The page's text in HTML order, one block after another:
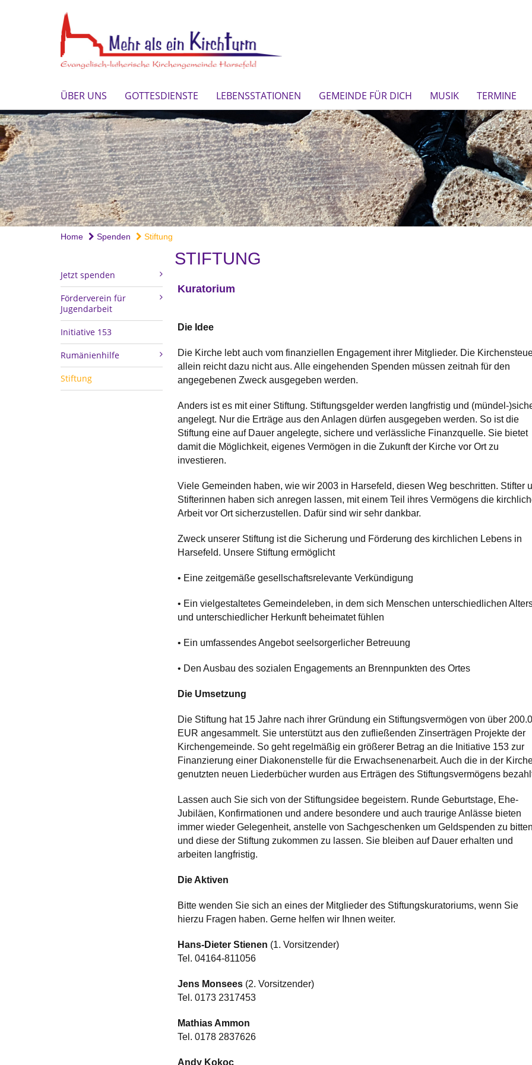
ÜBER UNS GOTTESDIENSTE LEBENSSTATIONEN GEMEINDE FÜR DICH MUSIK TERMINE
Home Spenden Stiftung
Jetzt spenden
Förderverein für
Jugendarbeit
Initiative 153
Rumänienhilfe
Stiftung
STIFTUNG
Kuratorium
Die Idee
Die Kirche lebt auch vom finanziellen Engagement ihrer Mitglieder. Die
allein reicht dazu nicht aus. Alle eingehenden Spenden müssen zeitnah für den
angegebenen Zweck ausgegeben werden.
Anders ist es mit einer Stiftung. Stiftungsgelder werden langfristig und (mündel-
angelegt. Nur die Erträge aus den Anlagen dürfen ausgegeben werden. So ist die
Stiftung eine auf Dauer angelegte, sichere und verlässliche Finanzquelle. Sie bietet
damit die Möglichkeit, eigenes Vermögen in die Zukunft der Kirche vor Ort zu
investieren.
Viele Gemeinden haben, wie wir 2003 in Harsefeld, diesen Weg beschritten. Stifter
Stifterinnen haben sich anregen lassen, mit einem Teil ihres Vermögens die
Arbeit vor Ort sicherzustellen. Dafür sind wir sehr dankbar.
Zweck unserer Stiftung ist die Sicherung und Förderung des kirchlichen Lebens in
Harsefeld. Unsere Stiftung ermöglicht
• Eine zeitgemäße gesellschaftsrelevante Verkündigung
• Ein vielgestaltetes Gemeindeleben, in dem sich Menschen unterschiedlichen
und unterschiedlicher Herkunft beheimatet fühlen
• Ein umfassendes Angebot seelsorgerlicher Betreuung
• Den Ausbau des sozialen Engagements an Brennpunkten des Ortes
Die Umsetzung
Die Stiftung hat 15 Jahre nach ihrer Gründung ein Stiftungsvermögen von über
EUR angesammelt. Sie unterstützt aus den zufließenden Zinserträgen Projekte der
Kirchengemeinde. So geht regelmäßig ein größerer Betrag an die Initiative 153 zur
Finanzierung einer Diakonenstelle für die Erwachsenenarbeit. Auch die in der
genutzten neuen Liederbücher wurden aus Erträgen des Stiftungsvermögens
Lassen auch Sie sich von der Stiftungsidee begeistern. Runde Geburtstage, Ehe-
Jubiläen, Konfirmationen und andere besondere und auch traurige Anlässe bieten
immer wieder Gelegenheit, anstelle von Sachgeschenken um Geldspenden zu bitten
und diese der Stiftung zukommen zu lassen. Sie bleiben auf Dauer erhalten und
arbeiten langfristig.
Die Aktiven
Bitte wenden Sie sich an eines der Mitglieder des Stiftungskuratoriums, wenn Sie
hierzu Fragen haben. Gerne helfen wir Ihnen weiter.
Hans-Dieter Stienen (1. Vorsitzender)
Tel. 04164-811056
Jens Monsees (2. Vorsitzender)
Tel. 0173 2317453
Mathias Ammon
Tel. 0178 2837626
Andy Kokoc